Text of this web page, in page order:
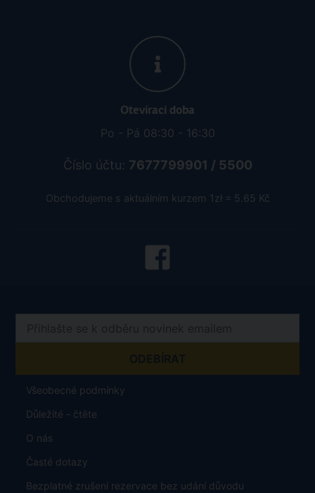
Otevírací doba
Po - Pá 08:30 - 16:30
Číslo účtu: 7677799901 / 5500
Obchodujeme s aktuálním kurzem 1zł = 5.65 Kč
Všeobecné podmínky
Důležité - čtěte
O nás
Časté dotazy
Bezplatné zrušení rezervace bez udání důvodu